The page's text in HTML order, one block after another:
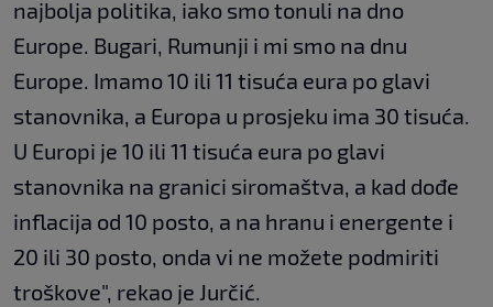
najbolja politika, iako smo tonuli na dno
Europe. Bugari, Rumunji i mi smo na dnu
Europe. Imamo 10 ili 11 tisuća eura po glavi
stanovnika, a Europa u prosjeku ima 30 tisuća.
U Europi je 10 ili 11 tisuća eura po glavi
stanovnika na granici siromaštva, a kad dođe
inflacija od 10 posto, a na hranu i energente i
20 ili 30 posto, onda vi ne možete podmiriti
troškove", rekao je Jurčić.